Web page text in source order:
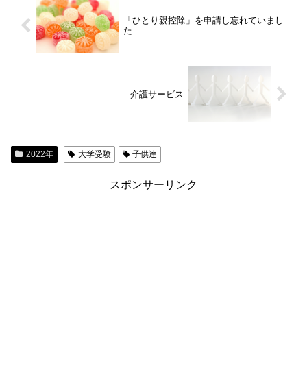
「ひとり親控除」を申請し忘れていまし
た
介護サービス
2022年 大学受験 子供達
スポンサーリンク